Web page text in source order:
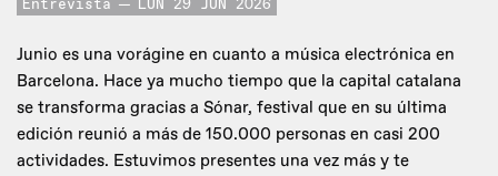
Entrevista LUN 29 JUN 2026
Junio es una vorágine en cuanto a música electrónica en
Barcelona. Hace ya mucho tiempo que la capital catalana
se transforma gracias a Sónar, festival que en su última
edición reunió a más de 150.000 personas en casi 200
actividades. Estuvimos presentes una vez más y te